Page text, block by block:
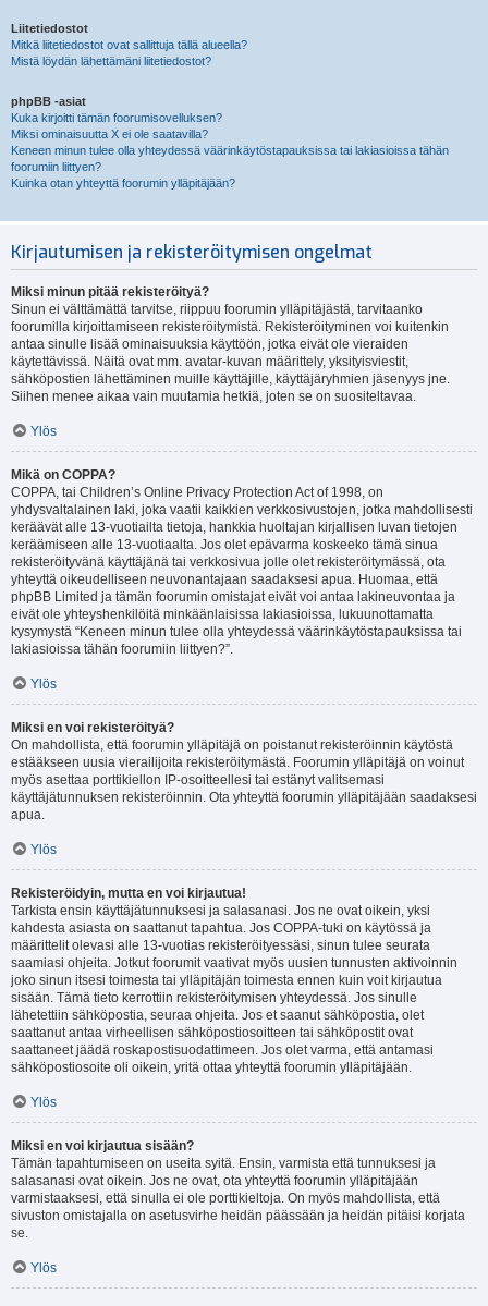
Liitetiedostot
Mitkä liitetiedostot ovat sallittuja tällä alueella?
Mistä löydän lähettämäni liitetiedostot?
phpBB -asiat
Kuka kirjoitti tämän foorumisovelluksen?
Miksi ominaisuutta X ei ole saatavilla?
Keneen minun tulee olla yhteydessä väärinkäytöstapauksissa tai lakiasioissa tähän
foorumiin liittyen?
Kuinka otan yhteyttä foorumin ylläpitäjään?
Kirjautumisen ja rekisteröitymisen ongelmat
Miksi minun pitää rekisteröityä?
Sinun ei välttämättä tarvitse, riippuu foorumin ylläpitäjästä, tarvitaanko
foorumilla kirjoittamiseen rekisteröitymistä. Rekisteröityminen voi kuitenkin
antaa sinulle lisää ominaisuuksia käyttöön, jotka eivät ole vieraiden
käytettävissä. Näitä ovat mm. avatar-kuvan määrittely, yksityisviestit,
sähköpostien lähettäminen muille käyttäjille, käyttäjäryhmien jäsenyys jne.
Siihen menee aikaa vain muutamia hetkiä, joten se on suositeltavaa.
Ylös
Mikä on COPPA?
COPPA, tai Children’s Online Privacy Protection Act of 1998, on
yhdysvaltalainen laki, joka vaatii kaikkien verkkosivustojen, jotka mahdollisesti
keräävät alle 13-vuotiailta tietoja, hankkia huoltajan kirjallisen luvan tietojen
keräämiseen alle 13-vuotiaalta. Jos olet epävarma koskeeko tämä sinua
rekisteröityvänä käyttäjänä tai verkkosivua jolle olet rekisteröitymässä, ota
yhteyttä oikeudelliseen neuvonantajaan saadaksesi apua. Huomaa, että
phpBB Limited ja tämän foorumin omistajat eivät voi antaa lakineuvontaa ja
eivät ole yhteyshenkilöitä minkäänlaisissa lakiasioissa, lukuunottamatta
kysymystä “Keneen minun tulee olla yhteydessä väärinkäytöstapauksissa tai
lakiasioissa tähän foorumiin liittyen?”.
Ylös
Miksi en voi rekisteröityä?
On mahdollista, että foorumin ylläpitäjä on poistanut rekisteröinnin käytöstä
estääkseen uusia vierailijoita rekisteröitymästä. Foorumin ylläpitäjä on voinut
myös asettaa porttikiellon IP-osoitteellesi tai estänyt valitsemasi
käyttäjätunnuksen rekisteröinnin. Ota yhteyttä foorumin ylläpitäjään saadaksesi
apua.
Ylös
Rekisteröidyin, mutta en voi kirjautua!
Tarkista ensin käyttäjätunnuksesi ja salasanasi. Jos ne ovat oikein, yksi
kahdesta asiasta on saattanut tapahtua. Jos COPPA-tuki on käytössä ja
määrittelit olevasi alle 13-vuotias rekisteröityessäsi, sinun tulee seurata
saamiasi ohjeita. Jotkut foorumit vaativat myös uusien tunnusten aktivoinnin
joko sinun itsesi toimesta tai ylläpitäjän toimesta ennen kuin voit kirjautua
sisään. Tämä tieto kerrottiin rekisteröitymisen yhteydessä. Jos sinulle
lähetettiin sähköpostia, seuraa ohjeita. Jos et saanut sähköpostia, olet
saattanut antaa virheellisen sähköpostiosoitteen tai sähköpostit ovat
saattaneet jäädä roskapostisuodattimeen. Jos olet varma, että antamasi
sähköpostiosoite oli oikein, yritä ottaa yhteyttä foorumin ylläpitäjään.
Ylös
Miksi en voi kirjautua sisään?
Tämän tapahtumiseen on useita syitä. Ensin, varmista että tunnuksesi ja
salasanasi ovat oikein. Jos ne ovat, ota yhteyttä foorumin ylläpitäjään
varmistaaksesi, että sinulla ei ole porttikieltoja. On myös mahdollista, että
sivuston omistajalla on asetusvirhe heidän päässään ja heidän pitäisi korjata
se.
Ylös